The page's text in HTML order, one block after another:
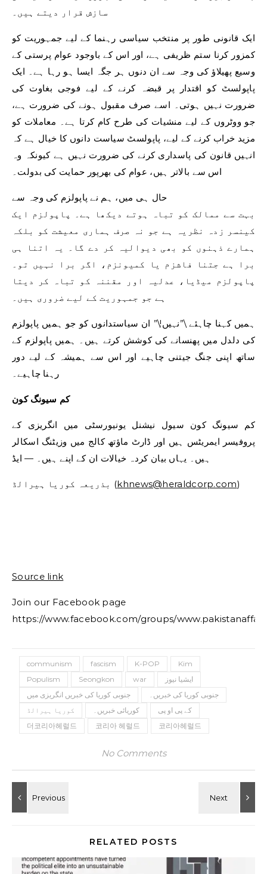
سازش قرار دیتے ہیں۔
ایک قانونی طور پر منتخب سیاسی رہنما کے لیے جمہوریت کو
کمزور کرنا ستم ظریفی ہے، اور اس کے باوجود عوام پرستی کے
وسیع پھیلاؤ کی وجہ سے ان دنوں ہر جگہ ایسا ہو رہا ہے۔ ایک
پاپولسٹ کو اقتدار پر قبضہ کرنے کے لیے فوجی بغاوت کی
ضرورت نہیں ہوتی۔ اسے صرف مقبول ہونے کی ضرورت ہے،
جو ووٹروں کے لیے منشیات کی طرح کام کرتا ہے۔ معاملات کو
مزید خراب کرنے کے لیے، پاپولسٹ سیاست دانوں کا خیال ہے کہ
انہیں قانون کی پاسداری کرنے کی ضرورت نہیں ہے کیونکہ وہ
اس سے بالاتر ہیں، عوام کی بھرپور حمایت کی بدولت۔
حال ہی میں، ہم نے پاپولزم کی وجہ سے
بہت سے ممالک کو تباہ ہوتے دیکھا ہے۔ پاپولزم ایک
کینسر زدہ نظریہ ہے جو نہ صرف ہماری معیشت کو بلکہ
ہمارے ذہنوں کو بھی دیوالیہ کر دے گا۔ یہ اتنا ہی
برا ہے جتنا فاشزم یا کمیونزم، اگر برا نہیں تو۔
پاپولزم میڈیا، عدلیہ اور مقننہ کو تباہ کر دیتا
ہے جو جمہوریت کے لیے ضروری ہیں۔
ہمیں کہنا چاہئے \”نہیں!\” ان سیاستدانوں کو جو ہمیں پاپولزم
کی دلدل میں پھنسانے کی کوشش کرتے ہیں۔ ہمیں پاپولزم کے
ساتھ اپنی جنگ جیتنی چاہیے اور اس سے ہمیشہ کے لیے دور
رہنا چاہیے۔
کم سیونگ کون
کم سیونگ کون سیول نیشنل یونیورسٹی میں انگریزی کے
پروفیسر ایمریٹس ہیں اور ڈارٹ ماؤتھ کالج میں وزیٹنگ اسکالر
ہیں۔ یہاں بیان کردہ خیالات ان کے اپنے ہیں۔ — ایڈ
بذریعہ کوریا ہیرالڈ (khnews@heraldcorp.com)
Source link
Join our Facebook page
https://www.facebook.com/groups/
communism fascism K-POP
Kim
Populism
Seongkon war
ایشیا نیوز
جنوبی کوریا کی خبریں انگریزی میں
جنوبی کوریا کی خبریں۔
کوریا ہیرالڈ
کوریائی خبریں۔
کے پی او پی
더코리아헤럴드
코리아 헤럴드 코리아헤럴드
No Comments
RELATED POSTS